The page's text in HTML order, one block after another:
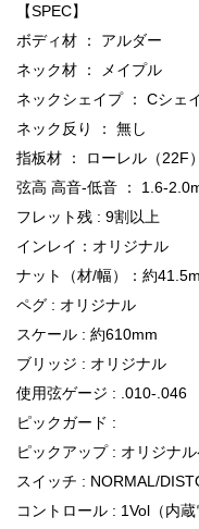
【SPEC】
ボディ材 ： アルダー
ネック材 ： メイプル
ネックシェイプ ： Cシェ
ネック反り ： 無し
指板材 ： ローレル（22F）
弦高 高音-低音 ： 1.6-
フレット残 : 9割以上
インレイ：オリジナル
ナット（材/幅）：約
ペグ : オリジナル
スケール : 約610mm
ブリッジ : オリジナル
使用弦ゲージ : .010-.046
ピックガード :
ピックアップ : オリジナ
スイッチ : NORMAL/
コントロール : 1Vol（内蔵